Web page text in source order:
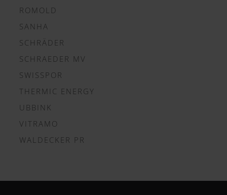
ROMOLD
SANHA
SCHRÄDER
SCHRAEDER MV
SWISSPOR
THERMIC ENERGY
UBBINK
VITRAMO
WALDECKER PR